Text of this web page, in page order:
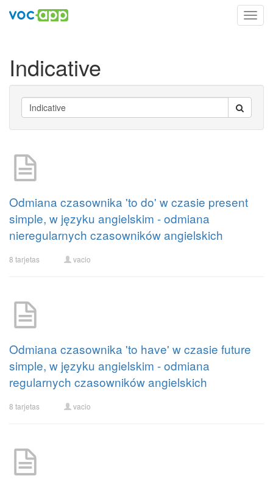
Indicative
Odmiana czasownika 'to do' w czasie present
simple, w języku angielskim - odmiana
nieregularnych czasowników angielskich
8 tarjetas vacio
Odmiana czasownika 'to have' w czasie future
simple, w języku angielskim - odmiana
regularnych czasowników angielskich
8 tarjetas vacio